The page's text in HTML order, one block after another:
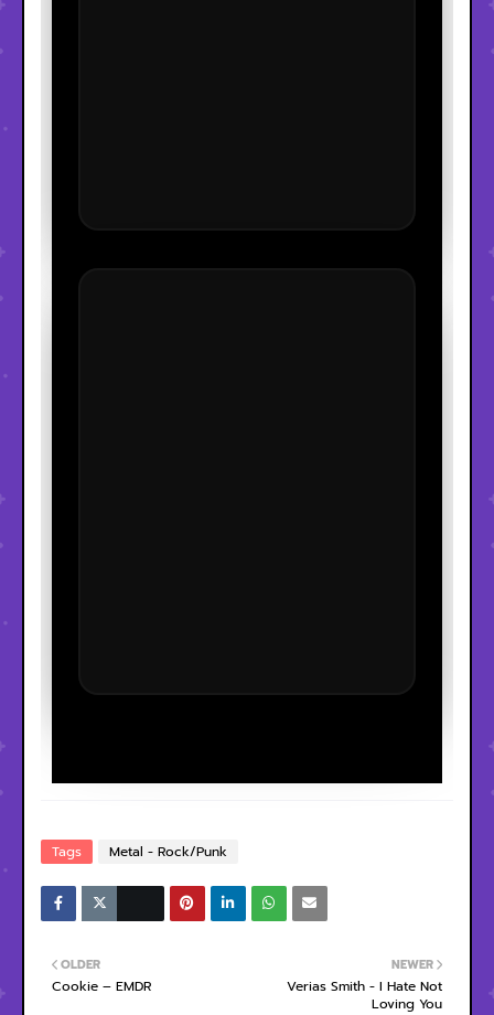
Tags Metal - Rock/Punk
NEWER
Verias Smith - I Hate Not
Loving You
OLDER
Cookie – EMDR